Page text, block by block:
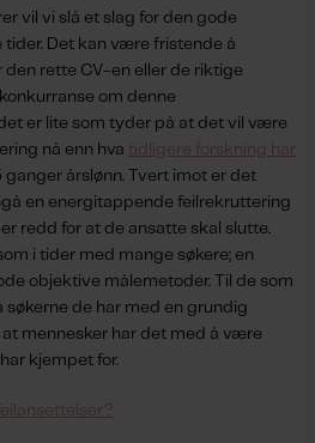
vil vi slå et slag for den gode
Det kan være fristende å
den rette CV-en eller de riktige
om denne
er lite som tyder på at det vil være
nå enn hva tidligere forskning har
ganger årslønn. Tvert imot er det
en energitappende feilrekruttering
redd for at de ansatte skal slutte.
i tider med mange søkere; en
objektive målemetoder. Til de som
de har med en grundig
mennesker har det med å være
kjempet for.